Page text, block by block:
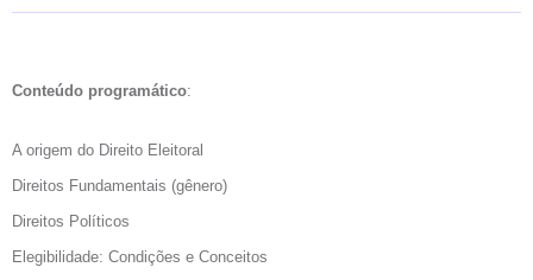
Conteúdo programático:
A origem do Direito Eleitoral
Direitos Fundamentais (gênero)
Direitos Políticos
Elegibilidade: Condições e Conceitos